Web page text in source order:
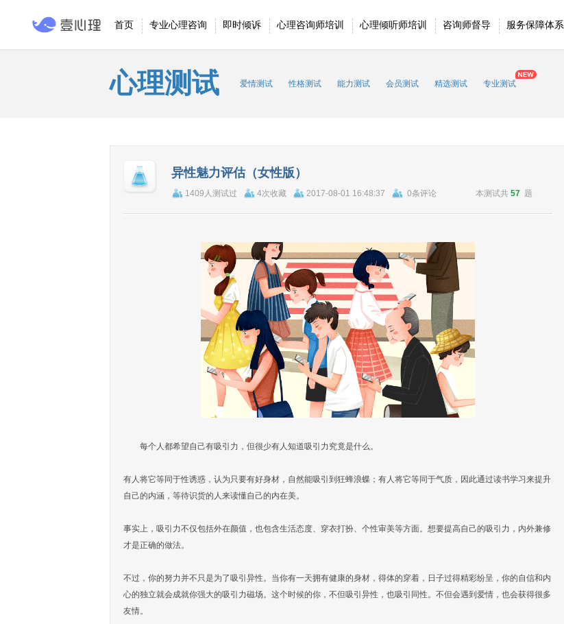
首页 专业心理咨询 即时倾诉 心理咨询师培训 心理倾听师培训 咨询师督导 服务保障体系
心理测试 爱情测试 性格测试 能力测试 会员测试 精选测试 专业测试
异性魅力评估（女性版）
1409人测试过 4次收藏 2017-08-01 16:48:37 0条评论 本测试共 57 题
每个人都希望自己有吸引力，但很少有人知道吸引力究竟是什么。
有人将它等同于性诱惑，认为只要有好身材，自然能吸引到狂蜂浪蝶；有人将它等同于气质，因此通过读书学习来提升
自己的内涵，等待识货的人来读懂自己的内在美。
事实上，吸引力不仅包括外在颜值，也包含生活态度、穿衣打扮、个性审美等方面。想要提高自己的吸引力，内外兼修
才是正确的做法。
不过，你的努力并不只是为了吸引异性。当你有一天拥有健康的身材，得体的穿着，日子过得精彩纷呈，你的自信和内
心的独立就会成就你强大的吸引力磁场。这个时候的你，不但吸引异性，也吸引同性。不但会遇到爱情，也会获得很多
友情。